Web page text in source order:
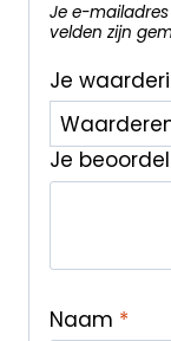
Je e-
velden zijn
Je
Je
Naam *